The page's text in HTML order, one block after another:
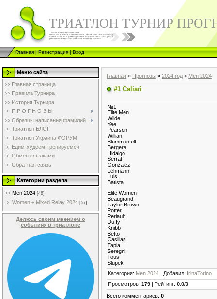
ТРИАТЛОН ТУРНИР
Главная|Регистрация|Вход
Меню сайта
Главная страница
Правила Турнира
История Турнира
П Р О Г Н О З Ы
Образцы написания фамилий
Триатлон БЛОГ
Триатлон Украина ФОРУМ
Едим-худеем-тренируемся
Обмен ссылками
Обратная связь
Категории раздела
Men 2024 [48]
Women + Mixed Relay 2024 [57]
Делюсь своим мнением о
событиях в триатлоне
Главная » Прогнозы » 2024 год » Men 2024
#1 Caliari
№1
Elite Men
Wilde
Yee
Pearson
Willian
Blummenfelt
Bergere
Hidalgo
Serrat
Gonzalez
Lehmann
Luis
Batista
Elite Women
Beaugrand
Taylor-Brown
Potter
Periault
Duffy
Knibb
Betto
Casillas
Tapia
Seregni
Tous
Slupek
Категория: Men 2024 | Добавил: IrinaTorino
Просмотров: 179 | Рейтинг: 0.0/0
Всего комментариев: 0